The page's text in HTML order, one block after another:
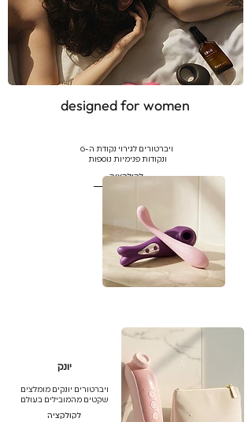
designed for women
ויברטורים לגירוי נקודת ה-G
ונקודות פנימיות נוספות
לקולקציה
יונק
ויברטורים יונקים מומלצים
שקטים מהמובילים בעולם
לקולקציה